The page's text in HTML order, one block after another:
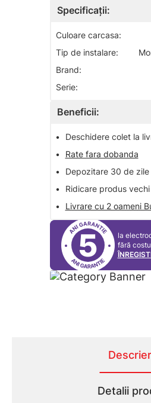
Specificații:
Culoare carcasa:
Tip de instalare:
Brand:
Serie:
Beneficii:
•
Deschidere colet la
•
Rate fara dobanda
•
Depozitare 30 de zile
•
Ridicare produs
•
Livrare cu 2 oameni
5
la
fără
Detalii